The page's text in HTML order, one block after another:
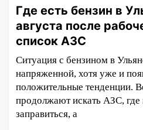
Где есть бензин в
августа после
список АЗС
Ситуация с бензином в
напряженной, хотя уже и
положительные тенденции.
продолжают искать АЗС,
заправиться, а